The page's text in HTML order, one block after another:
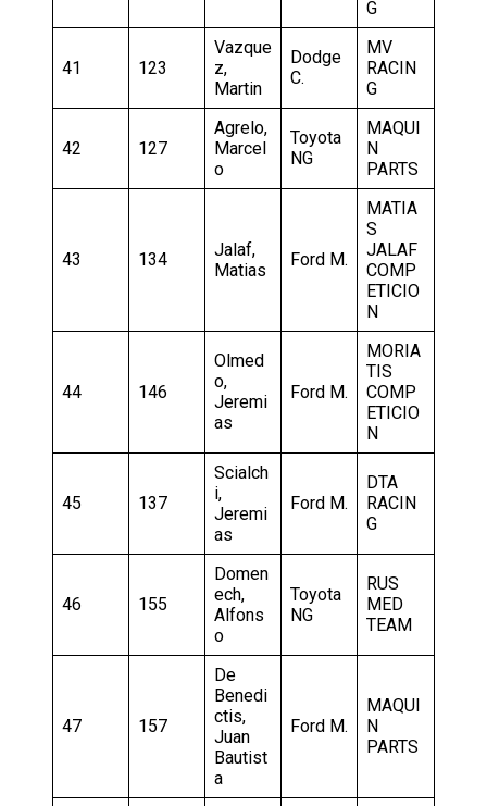
G
41 123
Vazque
z,
Martin
Dodge
C.
MV
RACIN
G
42 127
Agrelo,
Marcel
o
Toyota
NG
MAQUI
N
PARTS
43 134
Jalaf,
Matias
Ford M.
MATIA
S
JALAF
COMP
ETICIO
N
44 146
Olmed
o,
Jeremi
as
Ford M.
MORIA
TIS
COMP
ETICIO
N
45 137
Scialch
i,
Jeremi
as
Ford M.
DTA
RACIN
G
46 155
Domen
ech,
Alfons
o
Toyota
NG
RUS
MED
TEAM
47 157
De
Benedi
ctis,
Juan
Bautist
a
Ford M.
MAQUI
N
PARTS